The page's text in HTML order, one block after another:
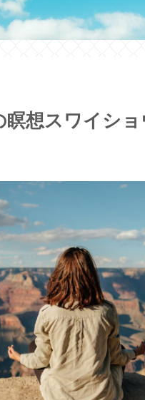
想スワイショ